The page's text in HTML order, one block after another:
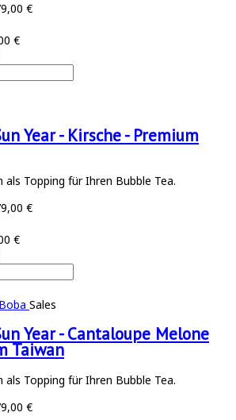
€
€
Year - Kirsche - Premium
als Topping für Ihren Bubble Tea.
€
€
Sales
Year - Cantaloupe Melone
Taiwan
als Topping für Ihren Bubble Tea.
€